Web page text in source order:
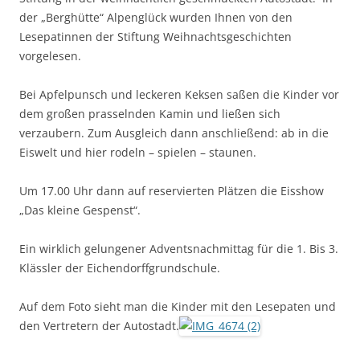
der „Berghütte“ Alpenglück wurden Ihnen von den
Lesepatinnen der Stiftung Weihnachtsgeschichten
vorgelesen.
Bei Apfelpunsch und leckeren Keksen saßen die Kinder vor
dem großen prasselnden Kamin und ließen sich
verzaubern. Zum Ausgleich dann anschließend: ab in die
Eiswelt und hier rodeln – spielen – staunen.
Um 17.00 Uhr dann auf reservierten Plätzen die Eisshow
„Das kleine Gespenst“.
Ein wirklich gelungener Adventsnachmittag für die 1. Bis 3.
Klässler der Eichendorffgrundschule.
Auf dem Foto sieht man die Kinder mit den Lesepaten und
den Vertretern der Autostadt.